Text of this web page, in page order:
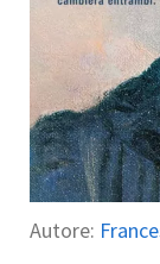
Autore: